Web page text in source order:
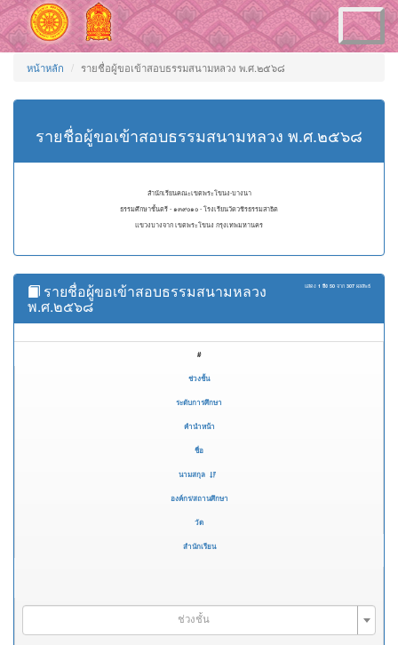
Toggle
navigation
หน้าหลัก รายชื่อผู้ขอเข้าสอบธรรมสนามหลวง พ.ศ.๒๕๖๘
รายชื่อผู้ขอเข้าสอบธรรมสนามหลวง พ.ศ.๒๕๖๘
สำนักเรียนคณะเขตพระโขนง-บางนา
ธรรมศึกษาชั้นตรี - ๑๓๙๐๑๐ - โรงเรียนวัดวชิรธรรมสาธิต
แขวงบางจาก เขตพระโขนง กรุงเทพมหานคร
แสดง 1 ถึง 50 จาก 307 ผลลัพธ์
รายชื่อผู้ขอเข้าสอบธรรมสนามหลวง
พ.ศ.๒๕๖๘
#
ช่วงชั้น
ระดับการศึกษา
คำนำหน้า
ชื่อ
นามสกุล
องค์กร/สถานศึกษา
วัด
สำนักเรียน
ช่วงชั้น